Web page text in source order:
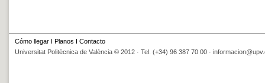
Cómo llegar I Planos I Contacto
Universitat Politècnica de València © 2012 · Tel. (+34) 96 387 70 00 ·